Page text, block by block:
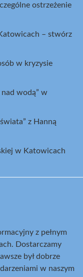
ostrzeżenie
– stwórz
w kryzysie
wodą” w
z Hanną
w Katowicach
z pełnym
Dostarczamy
był dobrze
w naszym